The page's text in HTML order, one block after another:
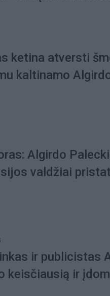
ketina atversti
kaltinamo
Algirdo
valdžiai
ir publicistas
keisčiausią ir